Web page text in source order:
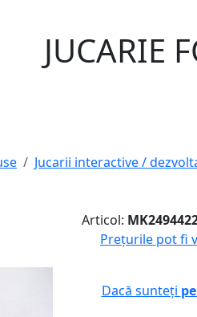
JUCARIE
Jucarii interactive /
Articol:
Prețurile pot fi
Dacă sunteți